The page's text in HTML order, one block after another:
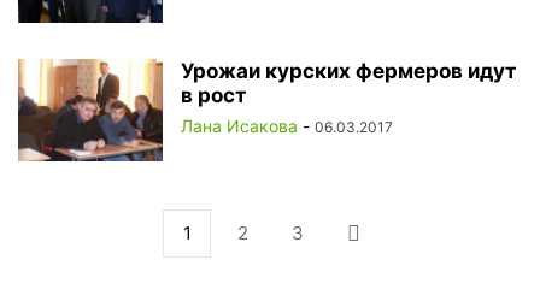
Урожаи курских фермеров идут
в рост
Лана Исакова - 06.03.2017
1 2 3